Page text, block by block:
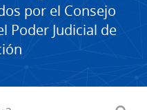
por el Consejo
Poder Judicial de